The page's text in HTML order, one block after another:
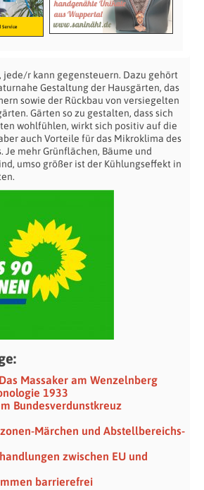
jede/r kann gegensteuern. Dazu gehört
Gestaltung der Hausgärten, das
sowie der Rückbau von versiegelten
Gärten so zu gestalten, dass sich
wohlfühlen, wirkt sich positiv auf die
auch Vorteile für das Mikroklima des
Je mehr Grünflächen, Bäume und
umso größer ist der Kühlungseffekt in
Massaker am Wenzelnberg
1933
Bundesverdunstkreuz
Märchen und Abstellbereichs-
zwischen EU und
barrierefrei